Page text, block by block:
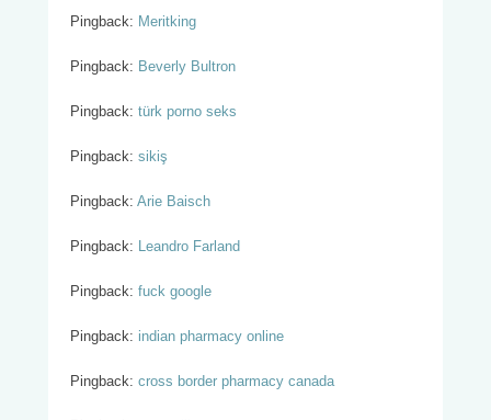
Pingback: Meritking
Pingback: Beverly Bultron
Pingback: türk porno seks
Pingback: sikiş
Pingback: Arie Baisch
Pingback: Leandro Farland
Pingback: fuck google
Pingback: indian pharmacy online
Pingback: cross border pharmacy canada